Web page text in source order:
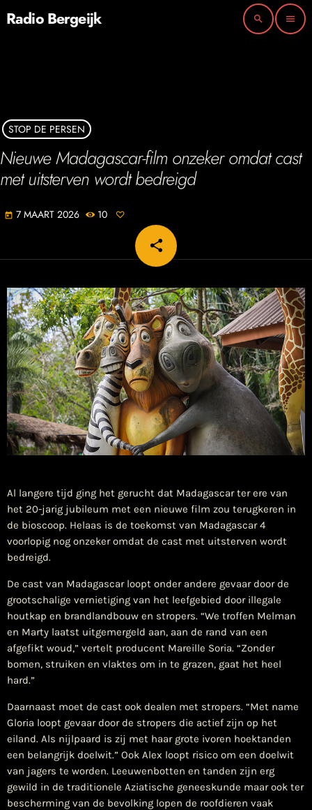
Radio Bergeijk search menu
STOP DE PERSEN
Nieuwe Madagascar-film onzeker omdat cast
met uitsterven wordt bedreigd
today 7 MAART 2026 10
share
email
​Al langere tijd ging het gerucht dat Madagascar ter ere van
het 20-jarig jubileum met een nieuwe film zou terugkeren in
de bioscoop. Helaas is de toekomst van Madagascar 4
voorlopig nog onzeker omdat de cast met uitsterven wordt
bedreigd.
De cast van Madagascar loopt onder andere gevaar door de
grootschalige vernietiging van het leefgebied door illegale
houtkap en brandlandbouw en stropers. “We troffen Melman
en Marty laatst uitgemergeld aan, aan de rand van een
afgefikt woud,” vertelt producent Mareille Soria. “Zonder
bomen, struiken en vlaktes om in te grazen, gaat het heel
hard.”
Daarnaast moet de cast ook dealen met stropers. “Met name
Gloria loopt gevaar door de stropers die actief zijn op het
eiland. Als nijlpaard is zij met haar grote ivoren hoektanden
een belangrijk doelwit.” Ook Alex loopt risico om een doelwit
van jagers te worden. Leeuwenbotten en tanden zijn erg
gewild in de traditionele Aziatische geneeskunde maar ook ter
bescherming van de bevolking lopen de roofdieren vaak